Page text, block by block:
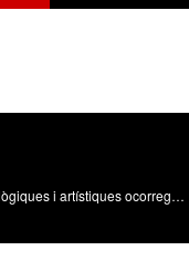
Divulgació de les activitats científiques, tecnològiques i artístiques ocorregudes en els tres campus de la UPV